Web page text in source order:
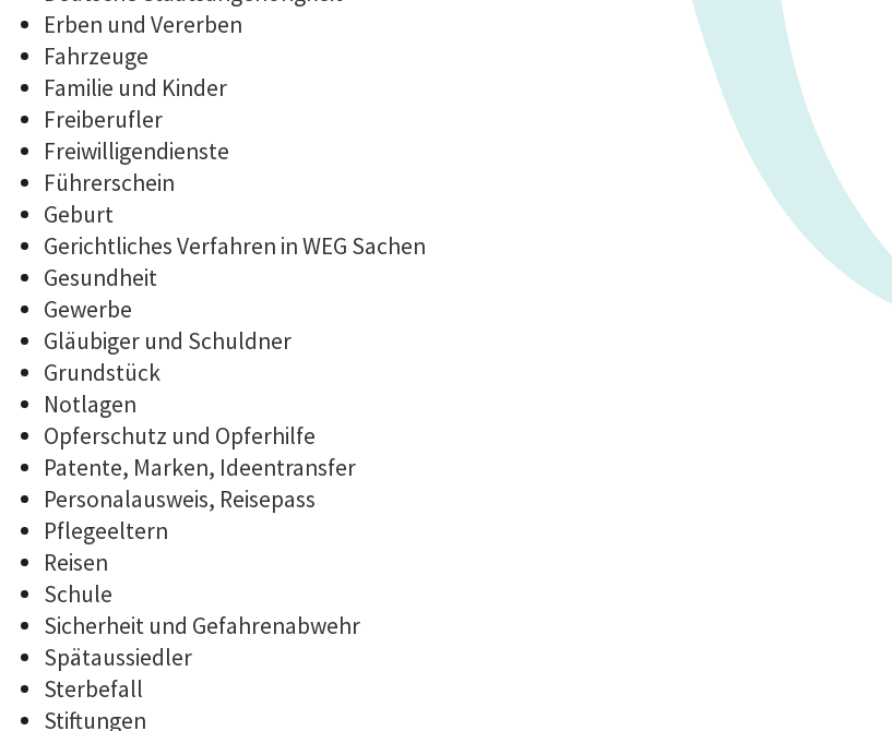
Erben und Vererben
Fahrzeuge
Familie und Kinder
Freiberufler
Freiwilligendienste
Führerschein
Geburt
Gerichtliches Verfahren in WEG Sachen
Gesundheit
Gewerbe
Gläubiger und Schuldner
Grundstück
Notlagen
Opferschutz und Opferhilfe
Patente, Marken, Ideentransfer
Personalausweis, Reisepass
Pflegeeltern
Reisen
Schule
Sicherheit und Gefahrenabwehr
Spätaussiedler
Sterbefall
Stiftungen